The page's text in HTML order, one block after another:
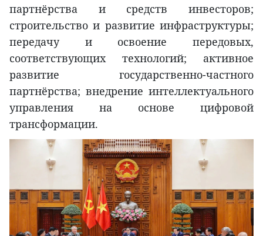
партнёрства и средств инвесторов;
строительство и развитие инфраструктуры;
передачу и освоение передовых,
соответствующих технологий; активное
развитие государственно-частного
партнёрства; внедрение интеллектуального
управления на основе цифровой
трансформации.